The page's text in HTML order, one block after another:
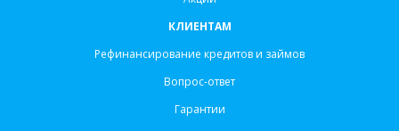
КЛИЕНТАМ
Рефинансирование кредитов и займов
Вопрос-ответ
Гарантии